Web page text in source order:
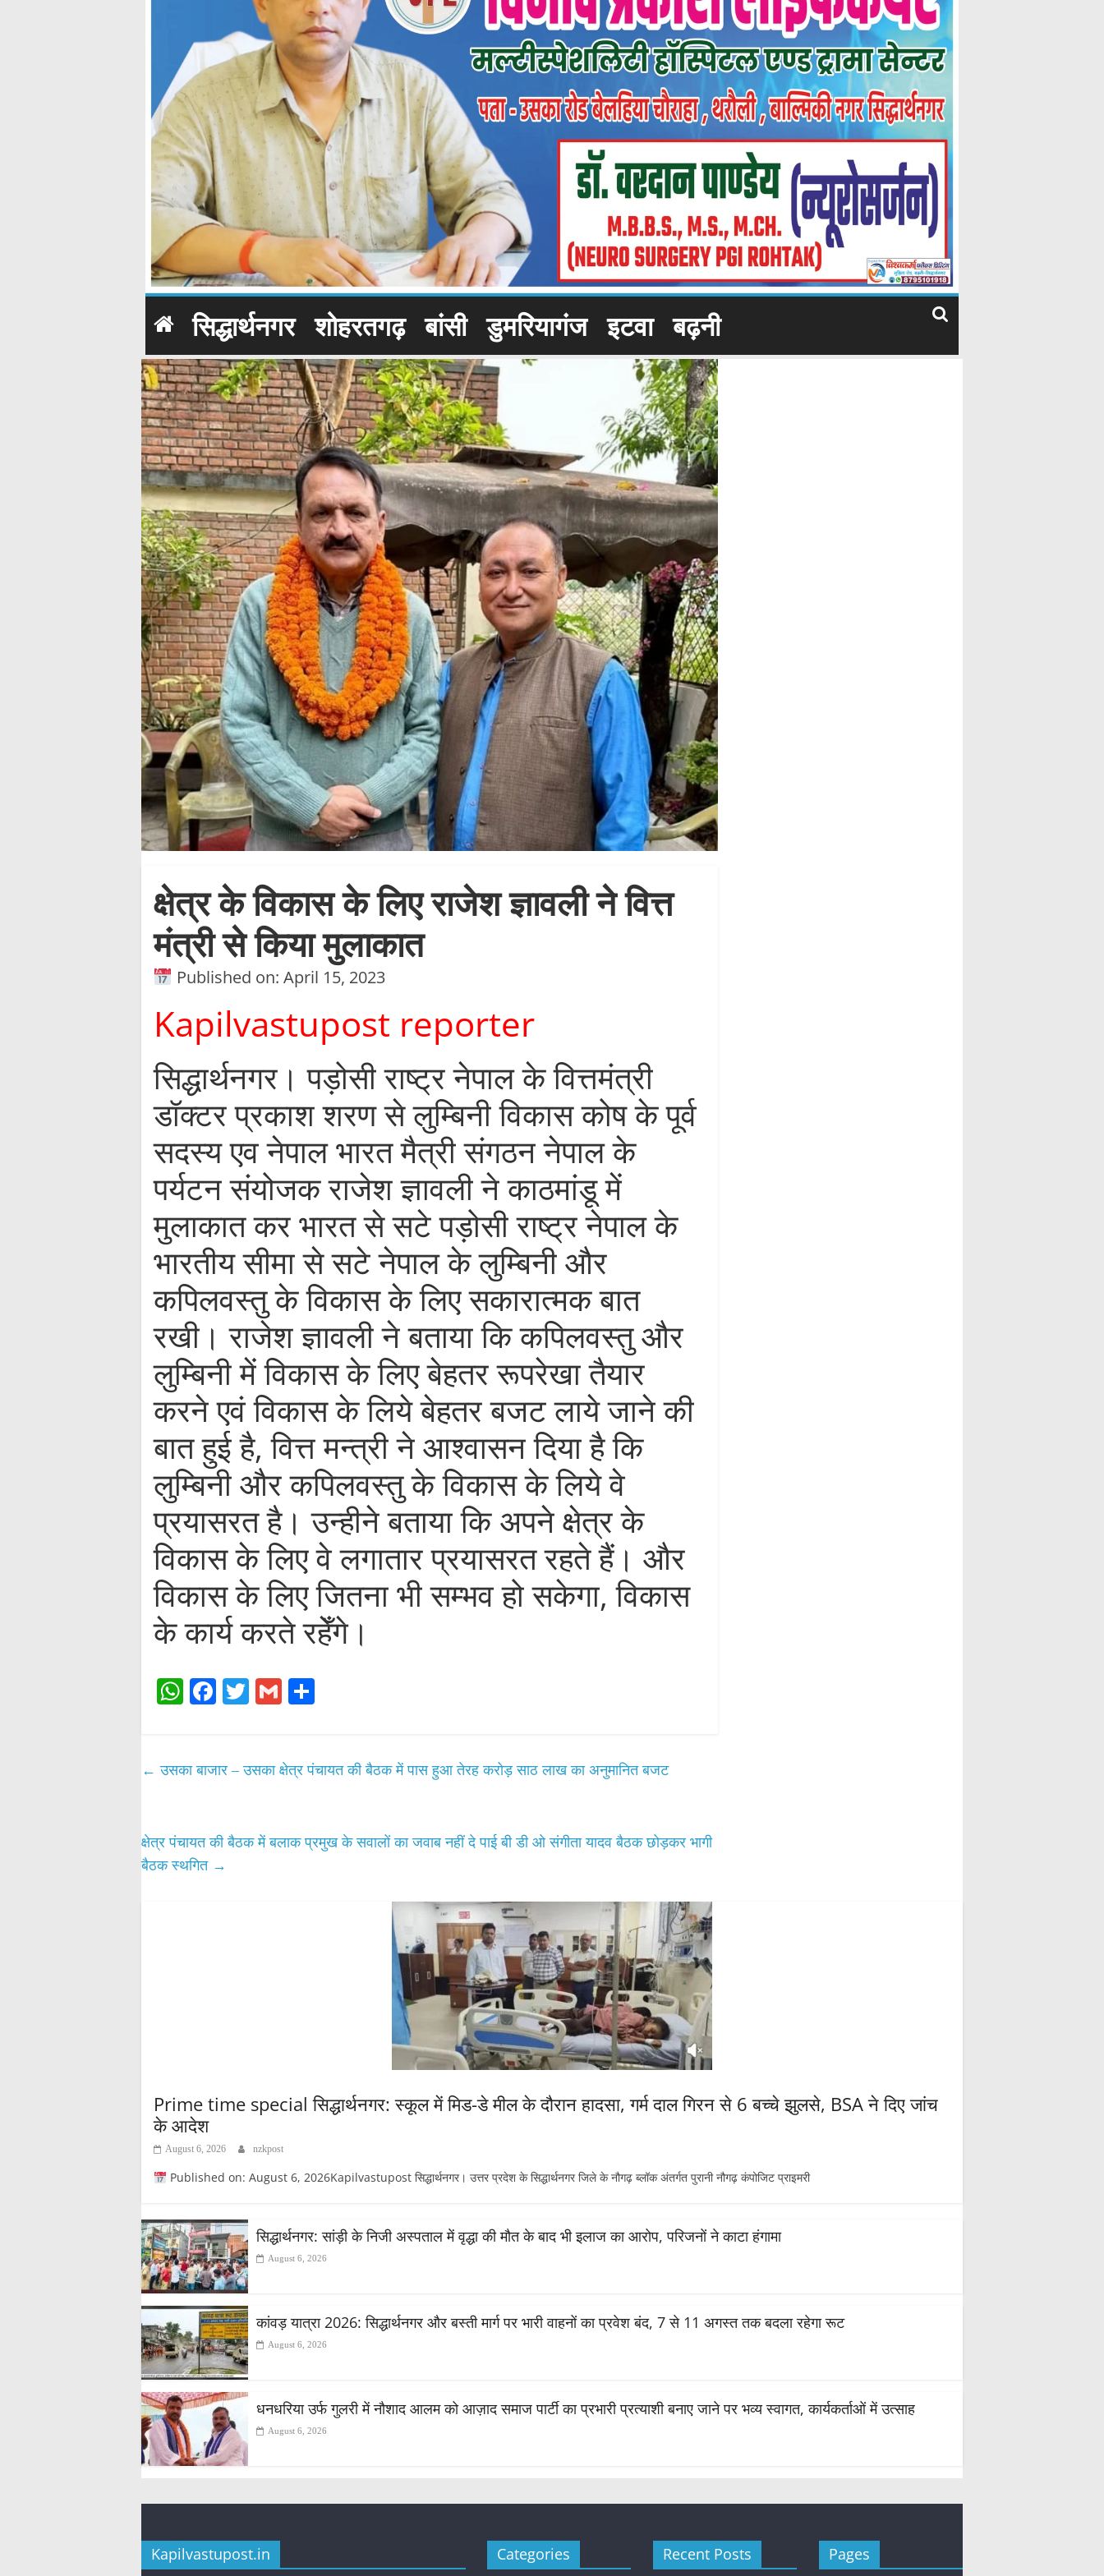
सिद्धार्थनगर शोहरतगढ़ बांसी डुमरियागंज इटवा बढ़नी
क्षेत्र के विकास के लिए राजेश ज्ञावली ने वित्त
मंत्री से किया मुलाकात
Published on: April 15, 2023
Kapilvastupost reporter
सिद्धार्थनगर। पड़ोसी राष्ट्र नेपाल के वित्तमंत्री
डॉक्टर प्रकाश शरण से लुम्बिनी विकास कोष के पूर्व
सदस्य एव नेपाल भारत मैत्री संगठन नेपाल के
पर्यटन संयोजक राजेश ज्ञावली ने काठमांडू में
मुलाकात कर भारत से सटे पड़ोसी राष्ट्र नेपाल के
भारतीय सीमा से सटे नेपाल के लुम्बिनी और
कपिलवस्तु के विकास के लिए सकारात्मक बात
रखी। राजेश ज्ञावली ने बताया कि कपिलवस्तु और
लुम्बिनी में विकास के लिए बेहतर रूपरेखा तैयार
करने एवं विकास के लिये बेहतर बजट लाये जाने की
बात हुई है, वित्त मन्त्री ने आश्वासन दिया है कि
लुम्बिनी और कपिलवस्तु के विकास के लिये वे
प्रयासरत है। उन्हीने बताया कि अपने क्षेत्र के
विकास के लिए वे लगातार प्रयासरत रहते हैं। और
विकास के लिए जितना भी सम्भव हो सकेगा, विकास
के कार्य करते रहेँगे।
W
A
Fa
ok
T
r
G
← उसका बाजार – उसका क्षेत्र पंचायत की बैठक में पास हुआ तेरह करोड़ साठ लाख का अनुमानित बजट
क्षेत्र पंचायत की बैठक में बलाक प्रमुख के सवालों का जवाब नहीं दे पाई बी डी ओ संगीता यादव बैठक छोड़कर भागी
बैठक स्थगित →
Prime time special सिद्धार्थनगर: स्कूल में मिड-डे मील के दौरान हादसा, गर्म दाल गिरन से 6 बच्चे झुलसे, BSA ने दिए जांच
के आदेश
August 6, 2026 nzkpost
Published on: August 6, 2026Kapilvastupost सिद्धार्थनगर। उत्तर प्रदेश के सिद्धार्थनगर जिले के नौगढ़ ब्लॉक अंतर्गत पुरानी नौगढ़ कंपोजिट प्राइमरी
सिद्धार्थनगर: सांड़ी के निजी अस्पताल में वृद्धा की मौत के बाद भी इलाज का आरोप, परिजनों ने काटा हंगामा
August 6, 2026
कांवड़ यात्रा 2026: सिद्धार्थनगर और बस्ती मार्ग पर भारी वाहनों का प्रवेश बंद, 7 से 11 अगस्त तक बदला रहेगा रूट
August 6, 2026
धनधरिया उर्फ गुलरी में नौशाद आलम को आज़ाद समाज पार्टी का प्रभारी प्रत्याशी बनाए जाने पर भव्य स्वागत, कार्यकर्ताओं में उत्साह
August 6, 2026
Kapilvastupost.in Categories Recent Posts Pages